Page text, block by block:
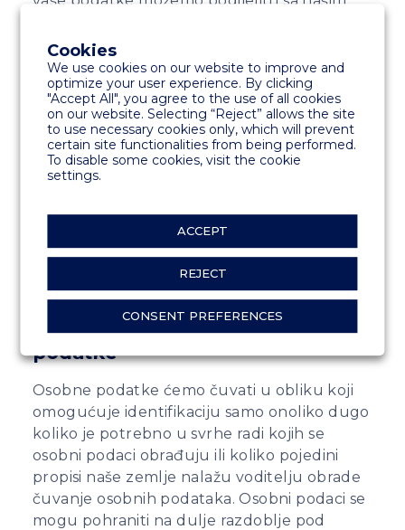
jamče provedbu odgovarajućih tehničkih i
organizacijskih mjera kojima se osigurava
zaštita prava osoba;
u drugim slučajevima, pod uvjetom da ste
dali svoju privolu.
MARINETEK će u svakom slučaju prilikom
dijeljenja Vaših osobnih podataka s trećim
osobnih podataka u različitu svrhu od one
koja je predmet ugovora ili proizlazi iz te će
treću stranu obvezati na čuvanje
povjerljivosti osobnih podataka.
6. Koliko dugo čuvamo Vaše
podatke
Osobne podatke ćemo čuvati u obliku koji
omogućuje identifikaciju samo onoliko dugo
koliko je potrebno u svrhe radi kojih se
osobni podaci obrađuju ili koliko pojedini
propisi naše zemlje nalažu voditelju obrade
čuvanje osobnih podataka. Osobni podaci se
mogu pohraniti na dulje razdoblje pod
Cookies
We use cookies on our website to improve and
optimize your user experience. By clicking
"Accept All", you agree to the use of all cookies
on our website. Selecting “Reject” allows the site
to use necessary cookies only, which will prevent
certain site functionalities from being performed.
To disable some cookies, visit the cookie
settings.
ACCEPT
REJECT
CONSENT PREFERENCES